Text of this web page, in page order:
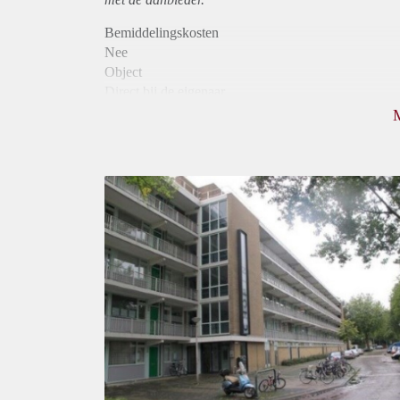
Bemiddelingskosten
Nee
Object
Huurtoeslag
Mogelijk
Inkomen eis
N.V.T.
Huurtermijn
Onbepaalde termijn
Oplevering
Kaal